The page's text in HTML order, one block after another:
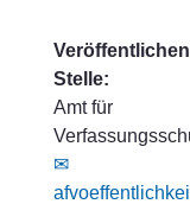
Stelle:
Amt für
✉